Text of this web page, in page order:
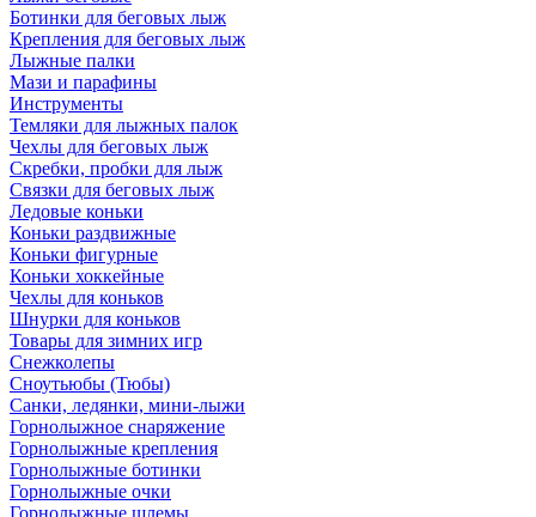
Ботинки для беговых лыж
Крепления для беговых лыж
Лыжные палки
Мази и парафины
Инструменты
Темляки для лыжных палок
Чехлы для беговых лыж
Скребки, пробки для лыж
Связки для беговых лыж
Ледовые коньки
Коньки раздвижные
Коньки фигурные
Коньки хоккейные
Чехлы для коньков
Шнурки для коньков
Товары для зимних игр
Снежколепы
Сноутьюбы (Тюбы)
Санки, ледянки, мини-лыжи
Горнолыжное снаряжение
Горнолыжные крепления
Горнолыжные ботинки
Горнолыжные очки
Горнолыжные шлемы